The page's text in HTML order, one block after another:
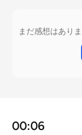
まだ感想はあり
00:06